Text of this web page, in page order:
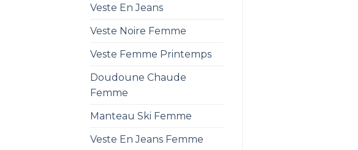
Veste En Jeans
Veste Noire Femme
Veste Femme Printemps
Doudoune Chaude
Femme
Manteau Ski Femme
Veste En Jeans Femme